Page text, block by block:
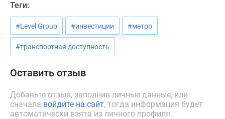
Теги:
#Level Group #инвестиции #метро
#транспортная доступность
Оставить отзыв
Добавьте отзыв, заполнив личные данные, или
сначала войдите на сайт, тогда информация будет
автоматически взята из личного профиля.